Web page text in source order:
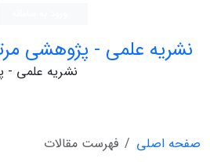
نشریه علمی - پژوهشی
نشریه علمی -
صفحه اصلی
فهرست مقالات